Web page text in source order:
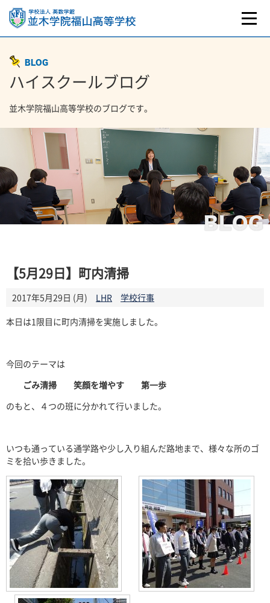
BLOG
BLOG
ハイスクールブログ
並木学院福山高等学校のブログです。
【5月29日】町内清掃
2017年5月29日 (月) LHR
学校行事
本日は1限目に町内清掃を実施しました。
今回のテーマは
ごみ清掃 笑顔を増やす 第一歩
のもと、４つの班に分かれて行いました。
いつも通っている通学路や少し入り組んだ路地まで、様々な所のゴ
ミを拾い歩きました。